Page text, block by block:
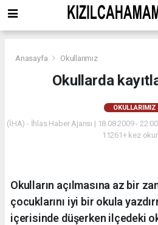
Anasayfa Okullarımız
Okullarda
OKULLARIMIZ
(İHA) - İhlas Haber Ajansı | 18.08.2009 -
11261+ kez
Okulların açılmasına az bir
çocuklarını iyi bir okula
içerisinde düşerken ilçedeki